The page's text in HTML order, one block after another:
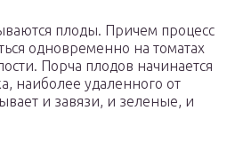
плоды. Причем процесс
одновременно на томатах
Порча плодов начинается
наиболее удаленного от
и завязи, и зеленые, и